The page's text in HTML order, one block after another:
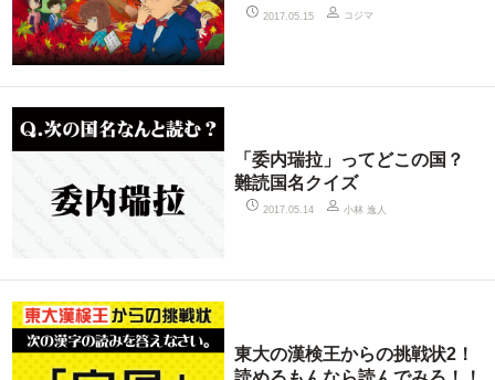
2017.05.15 コジマ
「委内瑞拉」ってどこの国？
難読国名クイズ
2017.05.14 小林 逸人
東大の漢検王からの挑戦状2！